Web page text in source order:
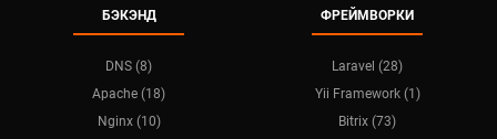
БЭКЭНД
DNS (8)
Apache (18)
Nginx (10)
ФРЕЙМВОРКИ
Laravel (28)
Yii Framework (1)
Bitrix (73)